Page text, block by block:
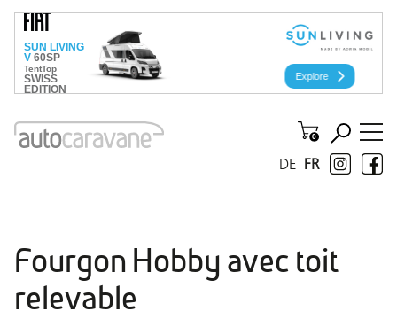
FR
DE
Fourgon Hobby avec toit
relevable